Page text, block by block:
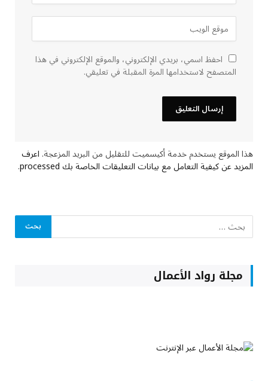
احفظ اسمي، بريدي الإلكتروني، والموقع الإلكتروني في هذا
المتصفح لاستخدامها المرة المقبلة في تعليقي.
هذا الموقع يستخدم خدمة أكيسميت للتقليل من البريد المزعجة.اعرف
المزيد عن كيفية التعامل مع بيانات التعليقات الخاصة بك processed .
مجلة رواد الأعمال